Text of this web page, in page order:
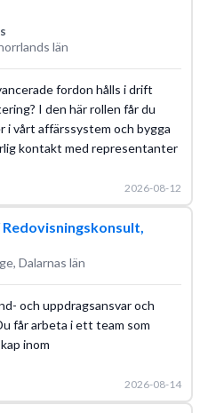
län
fordon hålls i drift
I den här rollen får du
i vårt affärssystem och bygga
kontakt med representanter
2026-08-12
Dalarnas län
och uppdragsansvar och
får arbeta i ett team som
inom
2026-08-14